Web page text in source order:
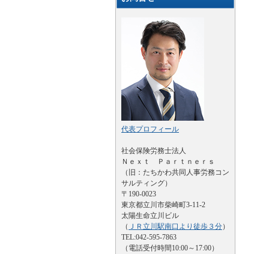
代表プロフィール
社会保険労務士法人
Ｎｅｘｔ Ｐａｒｔｎｅｒｓ
（旧：たちかわ共同人事労務コン
サルティング）
〒190-0023
東京都立川市柴崎町3-11-2
太陽生命立川ビル
（ ＪＲ立川駅南口より徒歩３分）
TEL:042-595-7863
（電話受付時間10:00～17:00）